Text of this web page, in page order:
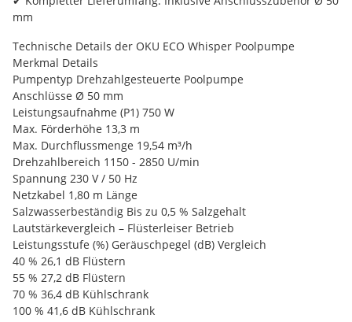
mm
Technische Details der OKU ECO Whisper Poolpumpe
Merkmal Details
Pumpentyp Drehzahlgesteuerte Poolpumpe
Anschlüsse Ø 50 mm
Leistungsaufnahme (P1) 750 W
Max. Förderhöhe 13,3 m
Max. Durchflussmenge 19,54 m³/h
Drehzahlbereich 1150 - 2850 U/min
Spannung 230 V / 50 Hz
Netzkabel 1,80 m Länge
Salzwasserbeständig Bis zu 0,5 % Salzgehalt
Lautstärkevergleich – Flüsterleiser Betrieb
Leistungsstufe (%) Geräuschpegel (dB) Vergleich
40 % 26,1 dB Flüstern
55 % 27,2 dB Flüstern
70 % 36,4 dB Kühlschrank
100 % 41,6 dB Kühlschrank